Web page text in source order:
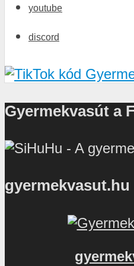
youtube
discord
Gyermekvasút a
gyermekvasut.hu